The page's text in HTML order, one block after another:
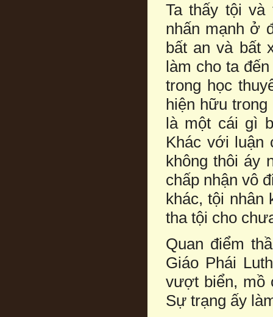
Ta thấy tội
nhấn mạnh ở
bất an và bất
làm cho ta
trong học
hiện hữu
là một cái gì
Khác với luận
không thôi áy
chấp nhận vô
khác, tội
tha tội cho
Quan điểm
Giáo Phái
vượt biển, mồ
Sự trạng ấy